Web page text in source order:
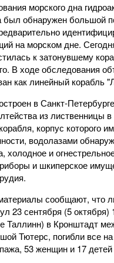
морского дна
был обнаружен большой
на морском дне.
к затонувшему
В ходе обследования
как линейный корабль
в Санкт-
из лиственницы в
корпус которого
водолазами
холодное и
и шкиперское
сообщают, что
23 сентября (5 октября)
Таллинн) в Кронштадт
Тютерс, погибли все
53 женщин и 17